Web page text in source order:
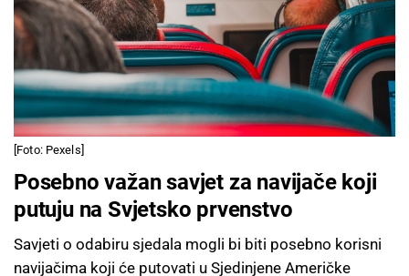
[Foto: Pexels]
Posebno važan savjet za navijače koji
putuju na Svjetsko prvenstvo
Savjeti o odabiru sjedala mogli bi biti posebno korisni
navijačima koji će putovati u Sjedinjene Američke